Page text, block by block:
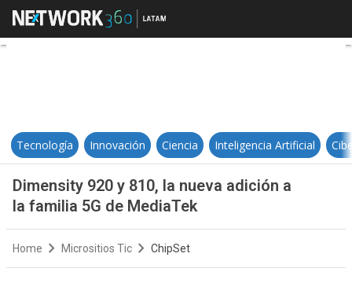
Dimensity 920 y 810, la nueva
Tecnología Innovación Ciencia Inteligencia Artificial
Dimensity 920 y 810, la nueva adición a
la familia 5G de MediaTek
Home Micrositios Tic ChipSet